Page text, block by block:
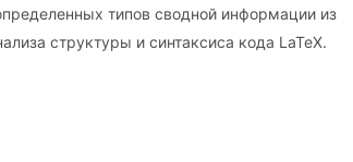
типов сводной информации из
структуры и синтаксиса кода LaTeX.